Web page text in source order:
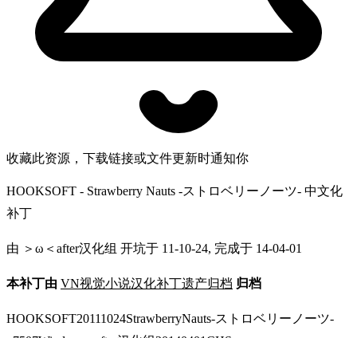
收藏此资源，下载链接或文件更新时通知你
HOOKSOFT - Strawberry Nauts -ストロベリーノーツ- 中文化
补丁
由 ＞ω＜after汉化组 开坑于 11-10-24, 完成于 14-04-01
本补丁由 VN视觉小说汉化补丁遗产归档 归档
HOOKSOFT20111024StrawberryNauts-ストロベリーノーツ-